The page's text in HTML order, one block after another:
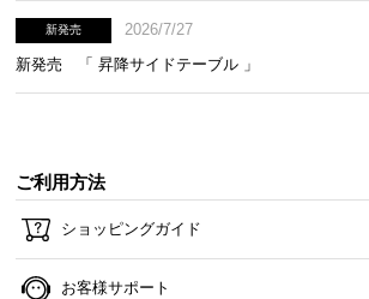
新発売
2026/7/27
新発売 「 昇降サイドテーブル 」
ご利用方法
ショッピングガイド
お客様サポート